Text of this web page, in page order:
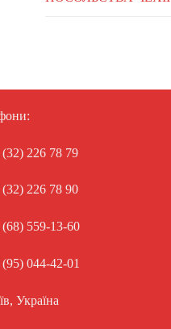
226 78 79
226 78 90
559-13-60
044-42-01
Україна